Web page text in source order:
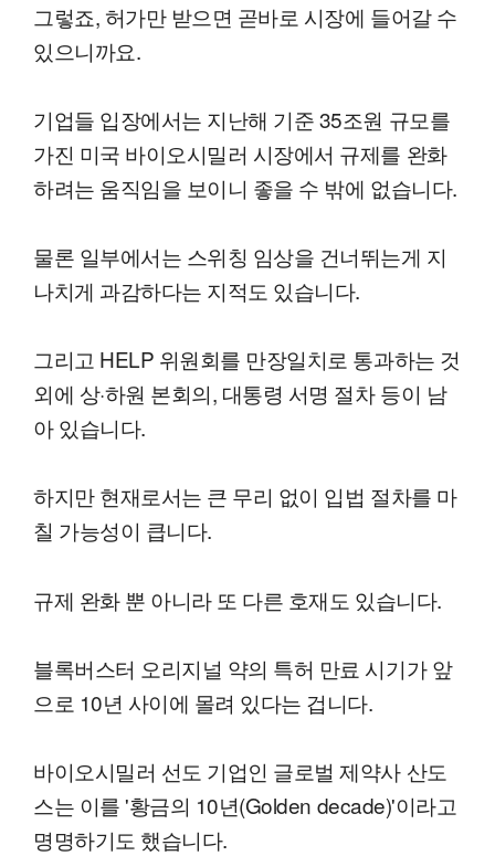
그렇죠, 허가만 받으면 곧바로 시장에 들어갈 수
있으니까요.
기업들 입장에서는 지난해 기준 35조원 규모를
가진 미국 바이오시밀러 시장에서 규제를 완화
하려는 움직임을 보이니 좋을 수 밖에 없습니다.
물론 일부에서는 스위칭 임상을 건너뛰는게 지
나치게 과감하다는 지적도 있습니다.
그리고 HELP 위원회를 만장일치로 통과하는 것
외에 상·하원 본회의, 대통령 서명 절차 등이 남
아 있습니다.
하지만 현재로서는 큰 무리 없이 입법 절차를 마
칠 가능성이 큽니다.
규제 완화 뿐 아니라 또 다른 호재도 있습니다.
블록버스터 오리지널 약의 특허 만료 시기가 앞
으로 10년 사이에 몰려 있다는 겁니다.
바이오시밀러 선도 기업인 글로벌 제약사 산도
스는 이를 '황금의 10년(Golden decade)'이라고
명명하기도 했습니다.